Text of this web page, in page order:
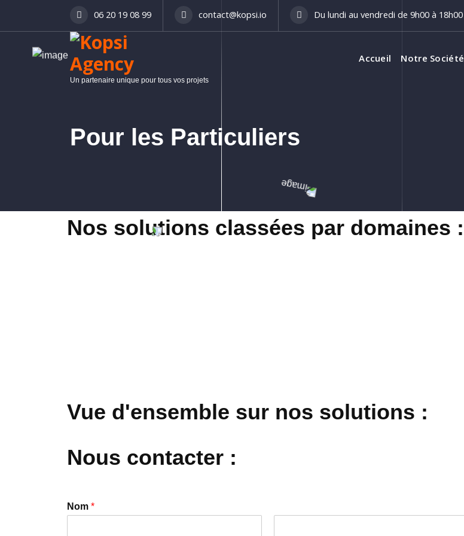
06 20 19 08 99 contact@kopsi.io Du lundi au vendredi de 9h00 à 18h00
Un partenaire unique pour tous vos projets
Accueil Notre Société
Pour les Particuliers
Nos solutions classées par domaines :
Vue d'ensemble sur nos solutions :
Nous contacter :
Nom *